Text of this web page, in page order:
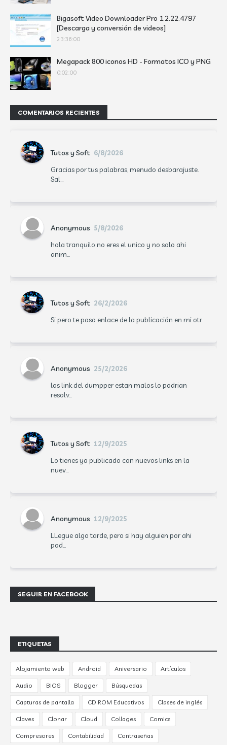
Bigasoft Video Downloader Pro 1.2.22.4797
[Descarga y conversión de videos]
23:36:00
Megapack 800 iconos HD - Formatos ICO y PNG
0:02:00
COMENTARIOS RECIENTES
Tutos y Soft 6/8/2026
Gracias por tus palabras, menudo desbarajuste.
Sal...
Anonymous 5/8/2026
hola tranquilo no eres el unico y no solo ahi
anim...
Tutos y Soft 26/2/2026
Si pero te paso enlace de la publicación en mi otr...
Anonymous 25/2/2026
los link del dumpper estan malos lo podrian
resolv...
Tutos y Soft 12/9/2025
Lo tienes ya publicado con nuevos links en la
nuev...
Anonymous 12/9/2025
LLegue algo tarde, pero si hay alguien por ahi
pod...
SEGUIR EN FACEBOOK
ETIQUETAS
Alojamiento web Android Aniversario Artículos
Audio BIOS Blogger Búsquedas
Capturas de pantalla CD ROM Educativos Clases de inglés
Claves Clonar Cloud Collages Comics
Compresores Contabilidad Contraseñas